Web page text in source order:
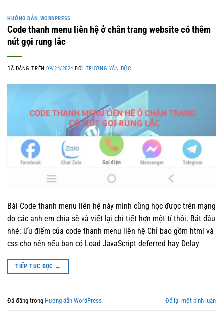
HƯỚNG DẪN WORDPRESS
Code thanh menu liên hệ ở chân trang website có thêm
nút gọi rung lắc
ĐÃ ĐĂNG TRÊN09/24/2024 BỞI TRƯƠNG VĂN ĐỨC
Bài Code thanh menu liên hệ này mình cũng học được trên mạng
do các anh em chia sẽ và viết lại chi tiết hơn một tí thôi. Bắt đầu
nhé: Ưu điểm của code thanh menu liên hệ Chỉ bao gồm html và
css cho nên nếu bạn có Load JavaScript deferred hay Delay
TIẾP TỤC ĐỌC →
Đã đăng trong Hướng dẫn WordPress Để lại một bình luận